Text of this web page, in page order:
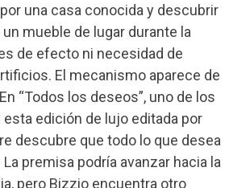
una casa conocida y descubrir
mueble de lugar durante la
de efecto ni necesidad de
El mecanismo aparece de
“Todos los deseos”, uno de los
edición de lujo editada por
descubre que todo lo que desea
premisa podría avanzar hacia la
pero Bizzio encuentra otro